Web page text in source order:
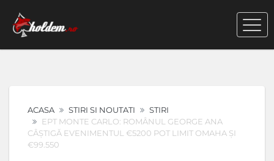
ACASA STIRI SI NOUTATI
STIRI
EPT MONTE CARLO: ROMÂNUL GEORGE ANA
CÂȘTIGĂ EVENIMENTUL €5200 POT LIMIT OMAHA ȘI
€99.550